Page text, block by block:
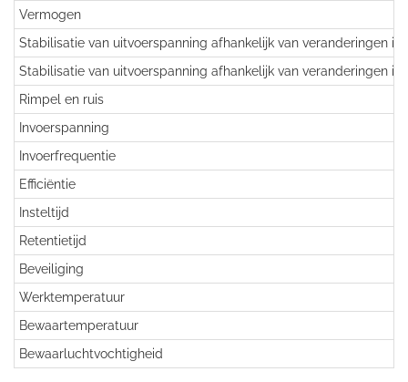
Vermogen
Stabilisatie van uitvoerspanning afhankelijk van veranderingen in
Stabilisatie van uitvoerspanning afhankelijk van veranderingen in
Rimpel en ruis
Invoerspanning
Invoerfrequentie
Efficiëntie
Insteltijd
Retentietijd
Beveiliging
Werktemperatuur
Bewaartemperatuur
Bewaarluchtvochtigheid